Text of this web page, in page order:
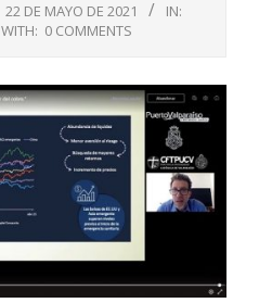
22 DE MAYO DE 2021
IN:
WITH: 0 COMMENTS